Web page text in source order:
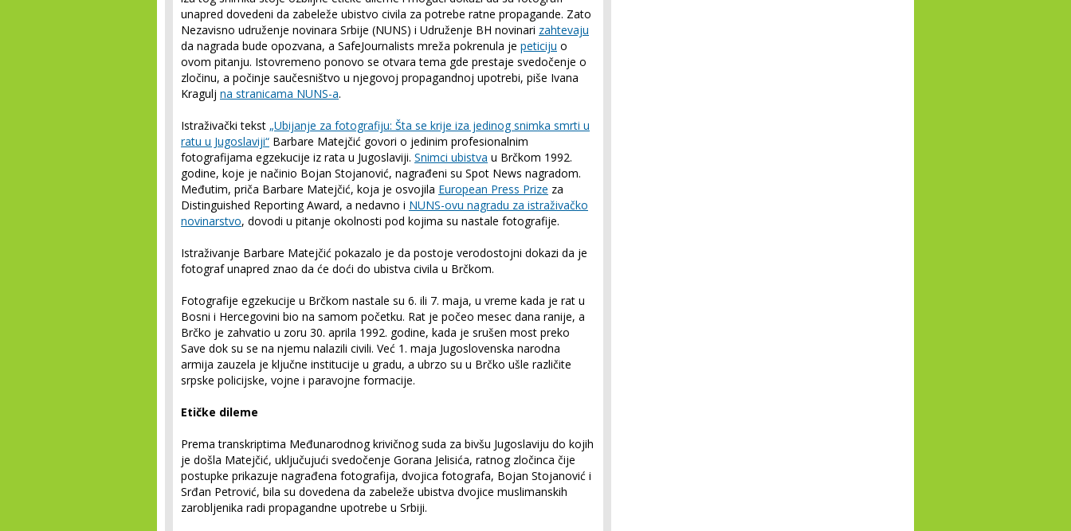
unapred dovedeni da zabeleže ubistvo civila za potrebe ratne propagande. Zato
Nezavisno udruženje novinara Srbije (NUNS) i Udruženje BH novinari zahtevaju
da nagrada bude opozvana, a SafeJournalists mreža pokrenula je peticiju o
ovom pitanju. Istovremeno ponovo se otvara tema gde prestaje svedočenje o
zločinu, a počinje saučesništvo u njegovoj propagandnoj upotrebi, piše Ivana
Kragulj na stranicama NUNS-a.
Istraživački tekst „Ubijanje za fotografiju: Šta se krije iza jedinog snimka smrti u
ratu u Jugoslaviji“ Barbare Matejčić govori o jedinim profesionalnim
fotografijama egzekucije iz rata u Jugoslaviji. Snimci ubistva u Brčkom 1992.
godine, koje je načinio Bojan Stojanović, nagrađeni su Spot News nagradom.
Međutim, priča Barbare Matejčić, koja je osvojila European Press Prize za
Distinguished Reporting Award, a nedavno i NUNS-ovu nagradu za istraživačko
novinarstvo, dovodi u pitanje okolnosti pod kojima su nastale fotografije.
Istraživanje Barbare Matejčić pokazalo je da postoje verodostojni dokazi da je
fotograf unapred znao da će doći do ubistva civila u Brčkom.
Fotografije egzekucije u Brčkom nastale su 6. ili 7. maja, u vreme kada je rat u
Bosni i Hercegovini bio na samom početku. Rat je počeo mesec dana ranije, a
Brčko je zahvatio u zoru 30. aprila 1992. godine, kada je srušen most preko
Save dok su se na njemu nalazili civili. Već 1. maja Jugoslovenska narodna
armija zauzela je ključne institucije u gradu, a ubrzo su u Brčko ušle različite
srpske policijske, vojne i paravojne formacije.
Etičke dileme
Prema transkriptima Međunarodnog krivičnog suda za bivšu Jugoslaviju do kojih
je došla Matejčić, uključujući svedočenje Gorana Jelisića, ratnog zločinca čije
postupke prikazuje nagrađena fotografija, dvojica fotografa, Bojan Stojanović i
Srđan Petrović, bila su dovedena da zabeleže ubistva dvojice muslimanskih
zarobljenika radi propagandne upotrebe u Srbiji.